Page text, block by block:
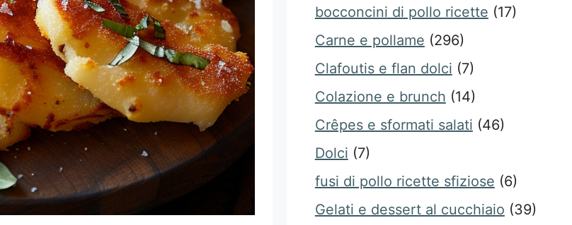
bocconcini di pollo ricette (17)
Carne e pollame (296)
Clafoutis e flan dolci (7)
Colazione e brunch (14)
Crêpes e sformati salati (46)
Dolci (7)
fusi di pollo ricette sfiziose (6)
Gelati e dessert al cucchiaio (39)